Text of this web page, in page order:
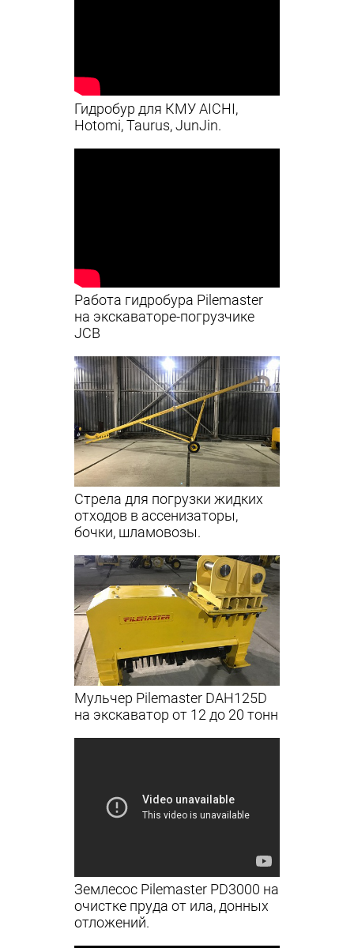
Гидробур для КМУ AICHI,
Hotomi, Taurus, JunJin.
Работа гидробура Pilemaster
на экскаваторе-погрузчике
JCB
Стрела для погрузки жидких
отходов в ассенизаторы,
бочки, шламовозы.
Мульчер Pilemaster DAH125D
на экскаватор от 12 до 20 тонн
Землесос Pilemaster PD3000 на
очистке пруда от ила, донных
отложений.